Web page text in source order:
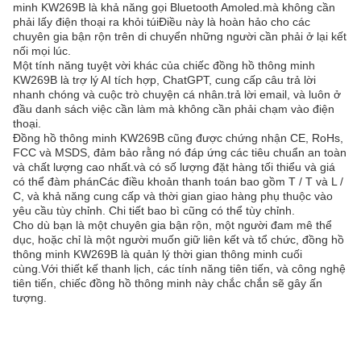
minh KW269B là khả năng gọi Bluetooth Amoled.mà không cần
phải lấy điện thoại ra khỏi túiĐiều này là hoàn hảo cho các
chuyên gia bận rộn trên di chuyển những người cần phải ở lại kết
nối mọi lúc.
Một tính năng tuyệt vời khác của chiếc đồng hồ thông minh
KW269B là trợ lý AI tích hợp, ChatGPT, cung cấp câu trả lời
nhanh chóng và cuộc trò chuyện cá nhân.trả lời email, và luôn ở
đầu danh sách việc cần làm mà không cần phải chạm vào điện
thoại.
Đồng hồ thông minh KW269B cũng được chứng nhận CE, RoHs,
FCC và MSDS, đảm bảo rằng nó đáp ứng các tiêu chuẩn an toàn
và chất lượng cao nhất.và có số lượng đặt hàng tối thiểu và giá
có thể đàm phánCác điều khoản thanh toán bao gồm T / T và L /
C, và khả năng cung cấp và thời gian giao hàng phụ thuộc vào
yêu cầu tùy chỉnh. Chi tiết bao bì cũng có thể tùy chỉnh.
Cho dù bạn là một chuyên gia bận rộn, một người đam mê thể
dục, hoặc chỉ là một người muốn giữ liên kết và tổ chức, đồng hồ
thông minh KW269B là quản lý thời gian thông minh cuối
cùng.Với thiết kế thanh lịch, các tính năng tiên tiến, và công nghệ
tiên tiến, chiếc đồng hồ thông minh này chắc chắn sẽ gây ấn
tượng.